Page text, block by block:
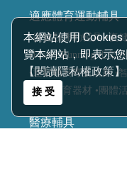
本網站使用
覽本網站，即表示
【閱讀隱私權政策】
接 受
適應體育運動輔具
•復健類運動輔具 •復
•Frame Running 框架
•運動輔具專案規劃 •
•視障體育器材 •團體
醫療輔具